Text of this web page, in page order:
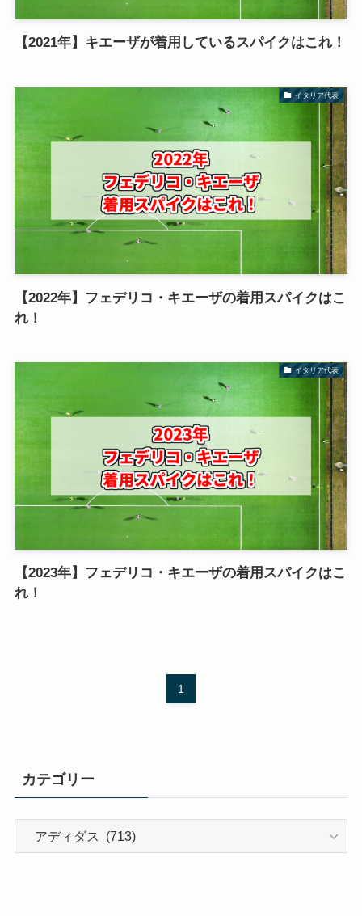
【2021年】キエーザが着用しているスパイクはこれ！
イタリア代表
【2022年】フェデリコ・キエーザの着用スパイクはこ
れ！
イタリア代表
【2023年】フェデリコ・キエーザの着用スパイクはこ
れ！
1
カテゴリー